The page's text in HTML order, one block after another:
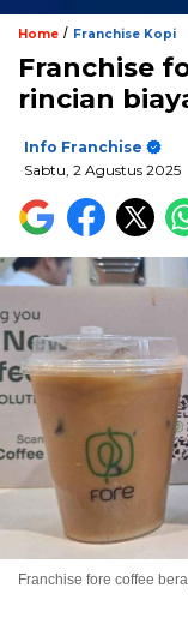
Home / Franchise Kopi
Franchise
rincian
Info Franchise
Sabtu, 2 Agustus 2025
Franchise fore coffee